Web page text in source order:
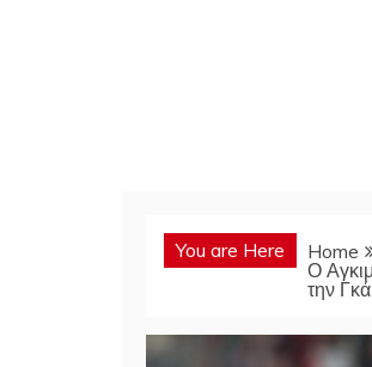
You are Here Home
Ο
την